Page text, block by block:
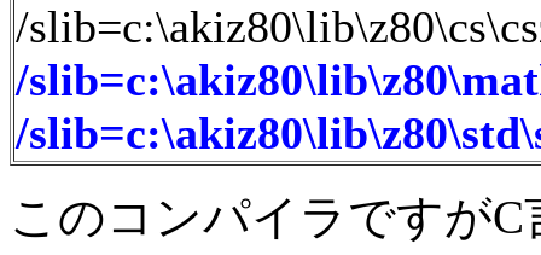
/
/
/
このコンパイラですが